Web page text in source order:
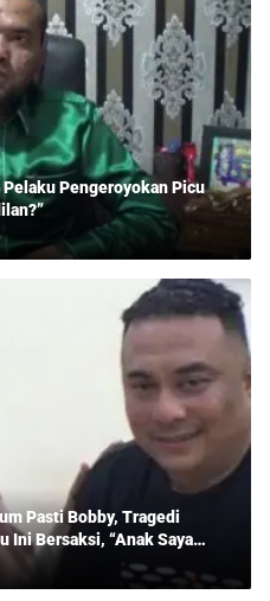
Pengeroyokan Picu
Pasti Bobby, Tragedi
Ini Bersaksi, “Anak Saya
Bandar Narkoba!”